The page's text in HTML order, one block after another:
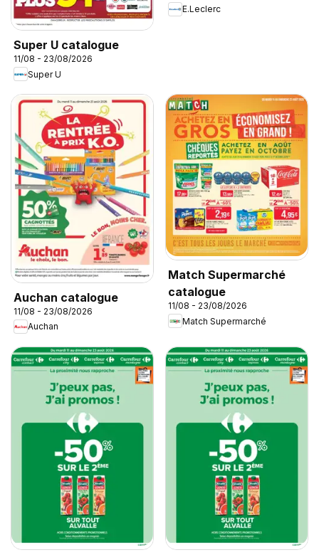
Super U catalogue
11/08 - 23/08/2026
Super U
E.Leclerc
Auchan catalogue
11/08 - 23/08/2026
Auchan
Match Supermarché
catalogue
11/08 - 23/08/2026
Match Supermarché